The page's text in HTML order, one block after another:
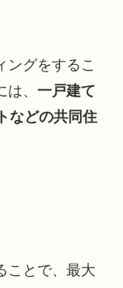
ングをするこ
、 一戸建て
などの共同住
ことで、最大